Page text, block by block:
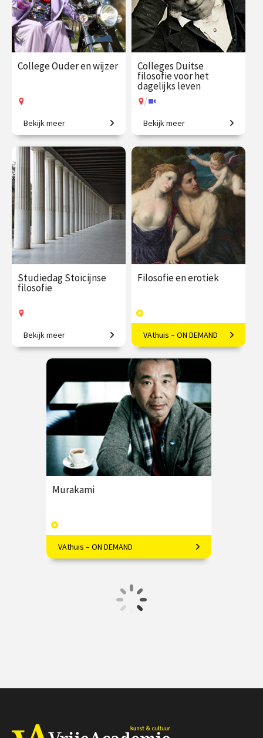
College Ouder en wijzer
Van Cicero tot De Beauvoir:
denken over ouderdom.
€ 35.00
vanaf 9
sep.
Op locatie
Bekijk meer
Colleges Duitse
filosofie voor het
dagelijks leven
/
Van Verlichting tot de 20e
eeuw.
€ 195.00
vanaf 21
sep.
Op locatie of online
Bekijk meer
Studiedag Stoïcijnse
filosofie
Verrijk jouw leven met
functionele filosofie.
€ 65.00 / €
vanaf 24
Op locatie
Bekijk meer
Filosofie en erotiek
Seksualiteit vanuit een
filosofisch kader bezien.
€ 17.50
4
afleveringen
Speeltijd 1 uur
VAthuis
VAthuis – ON DEMAND
Murakami
Filosoof Ype de Boer over Haruki
Murakami
4 afleveringen
VAthuis – ON DEMAND